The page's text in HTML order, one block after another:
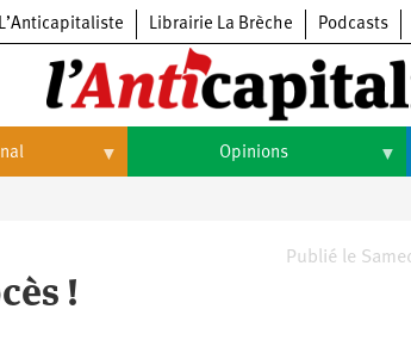
L’Anticapitaliste Librairie La Brèche Podcasts
Opinions
Publié le
!